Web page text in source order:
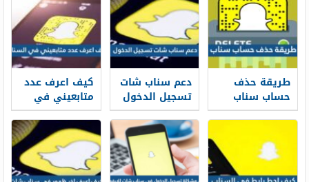
طريقة حذف
حساب سناب
2026 بشكل
نهائي
دعم سناب شات
تسجيل الدخول
واسترجاح
حساب محظور
2026
كيف اعرف عدد
متابعيني في
السناب شات
2025